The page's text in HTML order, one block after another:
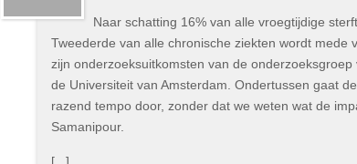
Naar schatting 16% van alle vroegtijdige
Tweederde van alle chronische ziekten wordt mede
zijn onderzoeksuitkomsten van de
de Universiteit van Amsterdam. Ondertussen gaat
razend tempo door, zonder dat we weten wat de
Samanipour.